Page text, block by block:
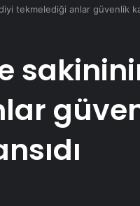
tekmelediği anlar güvenlik